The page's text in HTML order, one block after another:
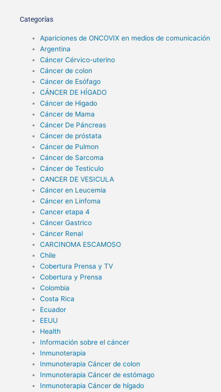
Categorías
Apariciones de ONCOVIX en medios de comunicación
Argentina
Cáncer Cérvico-uterino
Cáncer de colon
Cáncer de Esófago
CÁNCER DE HÍGADO
Cáncer de Higado
Cáncer de Mama
Cáncer De Páncreas
Cáncer de próstata
Cáncer de Pulmon
Cáncer de Sarcoma
Cáncer de Testiculo
CANCER DE VESICULA
Cáncer en Leucemia
Cáncer en Linfoma
Cancer etapa 4
Cáncer Gastrico
Cáncer Renal
CARCINOMA ESCAMOSO
Chile
Cobertura Prensa y TV
Cobertura y Prensa
Colombia
Costa Rica
Ecuador
EEUU
Health
Información sobre el cáncer
Inmunoterapia
Inmunoterapia Cáncer de colon
Inmunoterapia Cáncer de estómago
Inmunoterapia Cáncer de hígado